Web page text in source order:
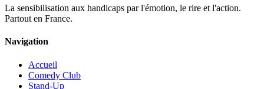
La sensibilisation aux handicaps par l'émotion, le rire et l'action.
Partout en France.
Navigation
Accueil
Comedy Club
Stand-Up